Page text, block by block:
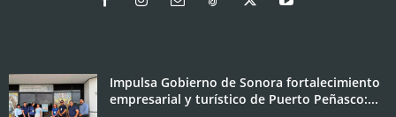
Impulsa Gobierno de Sonora fortalecimiento
empresarial y turístico de Puerto Peñasco:...